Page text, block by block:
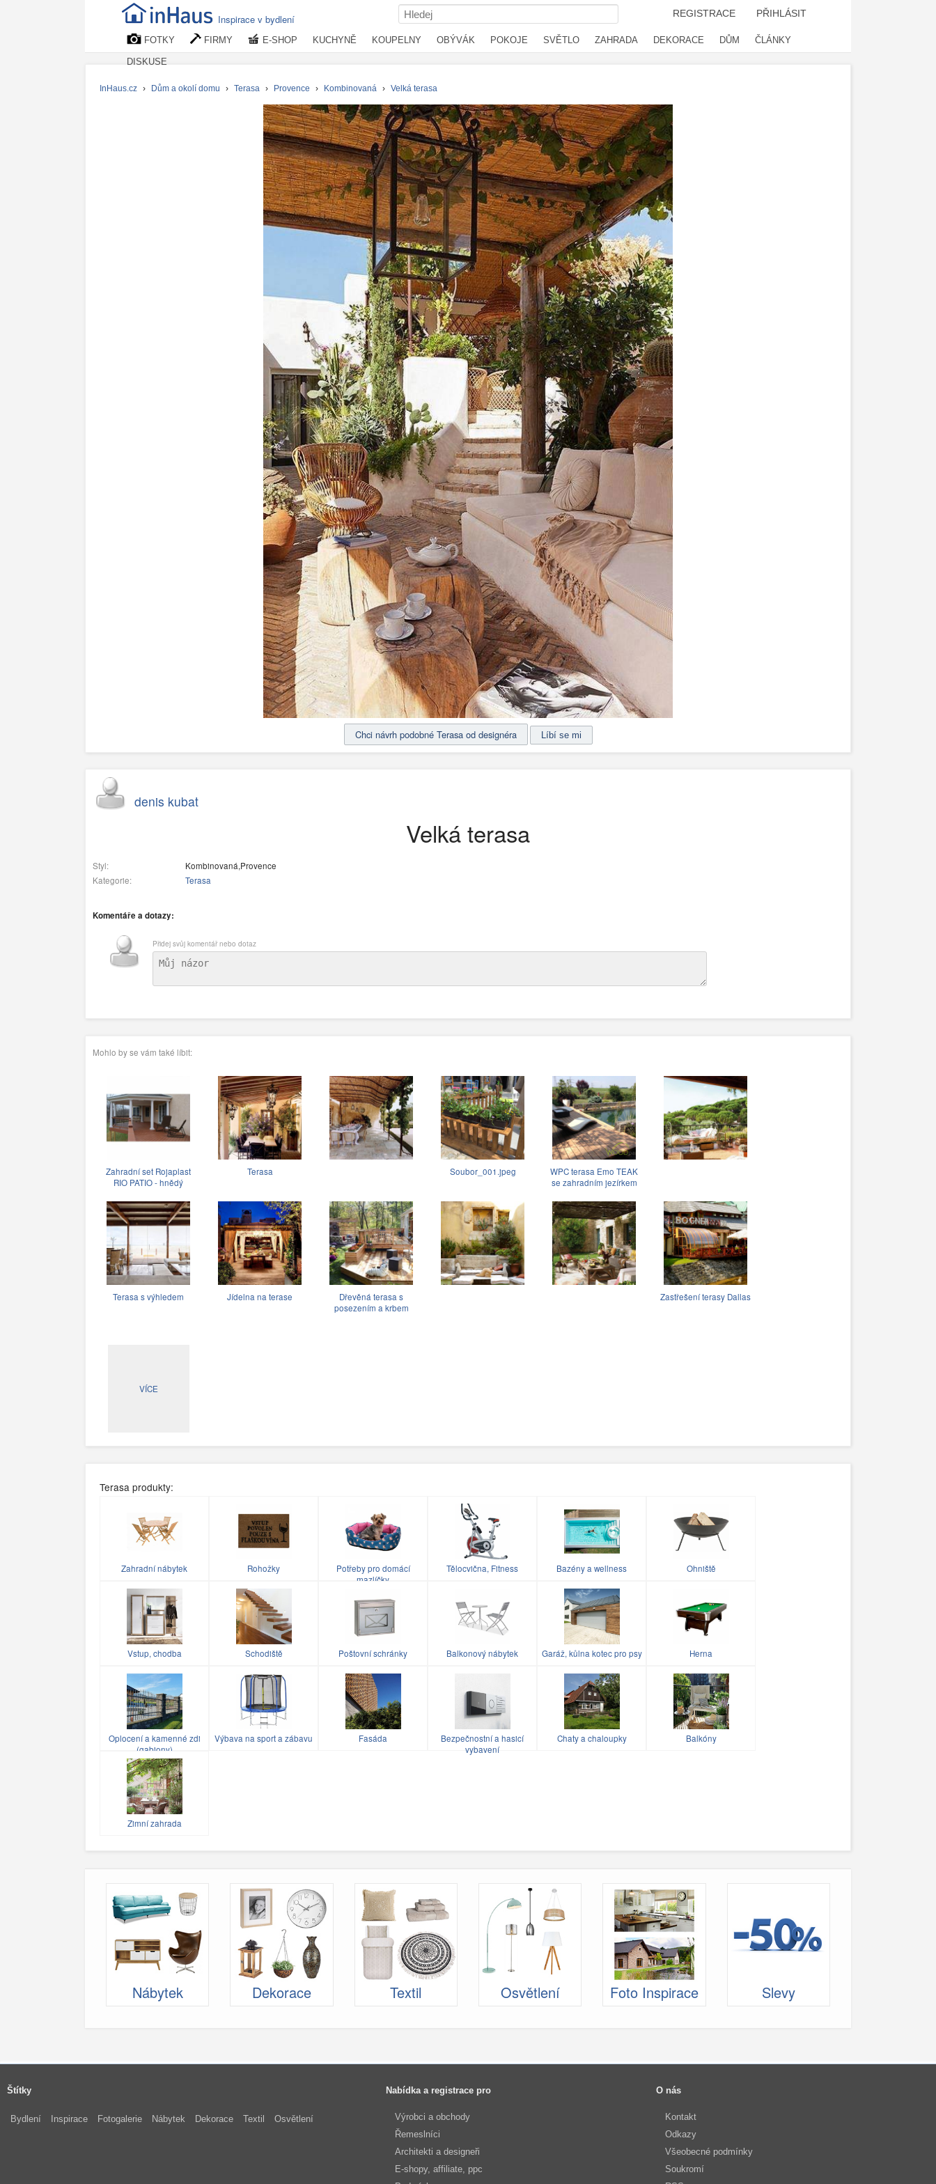
Inspirace v bydlení REGISTRACE PŘIHLÁSIT
FOTKY FIRMY E-SHOP KUCHYNĚ KOUPELNY OBÝVÁK POKOJE SVĚTLO ZAHRADA DEKORACE DŮM ČLÁNKY
DISKUSE
InHaus.cz › Dům a okolí domu › Terasa › Provence › Kombinovaná › Velká terasa
Chci návrh podobné Terasa od designéra
denis kubat
Velká terasa
Styl:
Kombinovaná,Provence
Kategorie:
Terasa
Komentáře a dotazy:
Přidej svůj komentář nebo dotaz
Mohlo by se vám také líbit:
Zahradní set Rojaplast
RIO PATIO - hnědý
Terasa Soubor_001.jpeg
WPC terasa Emo TEAK
se zahradním jezírkem
Terasa s výhledem Jídelna na terase
Dřevěná terasa s
posezením a krbem
Zastřešení terasy Dallas
VÍCE
Terasa produkty:
Zahradní nábytek Rohožky
Potřeby pro domácí
mazlíčky
Tělocvična, Fitness Bazény a wellness Ohniště
Vstup, chodba Schodiště Poštovní schránky Balkonový nábytek Garáž, kůlna kotec pro psy Herna
Oplocení a kamenné zdi
(gabiony)
Výbava na sport a zábavu Fasáda
Bezpečnostní a hasicí
vybavení
Chaty a chaloupky Balkóny
Zimní zahrada
Nábytek Dekorace Textil Osvětlení Foto Inspirace Slevy
Štítky
Bydlení Inspirace Fotogalerie Nábytek Dekorace Textil Osvětlení
Nabídka a registrace pro
Výrobci a obchody
Řemeslníci
Architekti a designeři
E-shopy, affiliate, ppc
O nás
Kontakt
Odkazy
Všeobecné podmínky
Soukromí